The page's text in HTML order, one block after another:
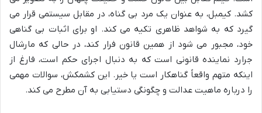
کشد. کیمبل، به عنوان یک مرد بی گناه، در مقابل سیستمی قرار می
گیرد که به شواهد ظاهری تکیه می کند. او برای اثبات بی گناهی
خود، مجبور می شود از همین قانون فرار کند، در حالی که مارشال
جرارد نماینده قانونی است که به دنبال اجرای حکم است، فارغ از
اینکه متهم واقعاً گناهکار است یا خیر. این کشمکش، سوالات مهمی
را درباره ماهیت عدالت و چگونگی دستیابی به آن مطرح می کند.